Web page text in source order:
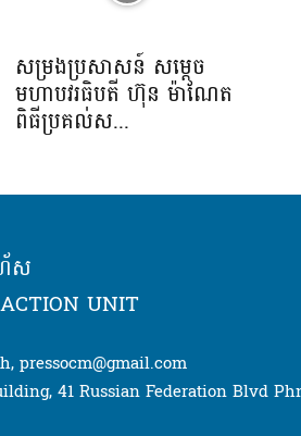
សម្រងប្រសាសន៍ សម្ដេច
មហាបវរធិបតី ហ៊ុន ម៉ាណែត
ពិធីប្រគល់ស...
ហ័ស
UNIT
pressocm@gmail.com
41 Russian Federation Blvd